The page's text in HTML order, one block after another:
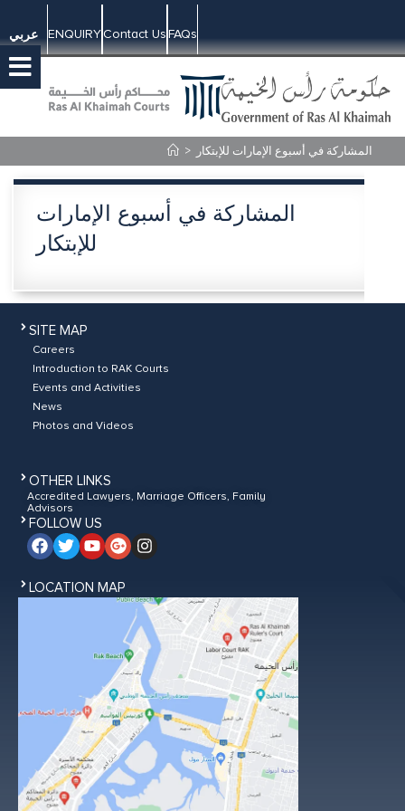
عربي ENQUIRYContact UsFAQs
> المشاركة في أسبوع الإمارات للإبتكار
المشاركة في أسبوع الإمارات
للإبتكار
SITE MAP
Careers
Introduction to RAK Courts
Events and Activities
News
Photos and Videos
OTHER LINKS
Accredited Lawyers, Marriage Officers, Family
Advisors
FOLLOW US
LOCATION MAP